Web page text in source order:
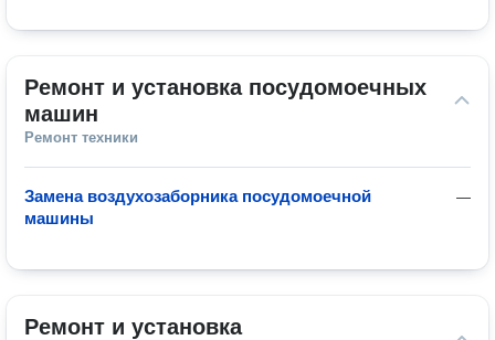
Ремонт и установка посудомоечных
машин
Ремонт техники
—
Замена воздухозаборника посудомоечной
машины
Ремонт и установка